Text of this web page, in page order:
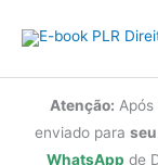
para
Atenção:
enviado para
WhatsApp de